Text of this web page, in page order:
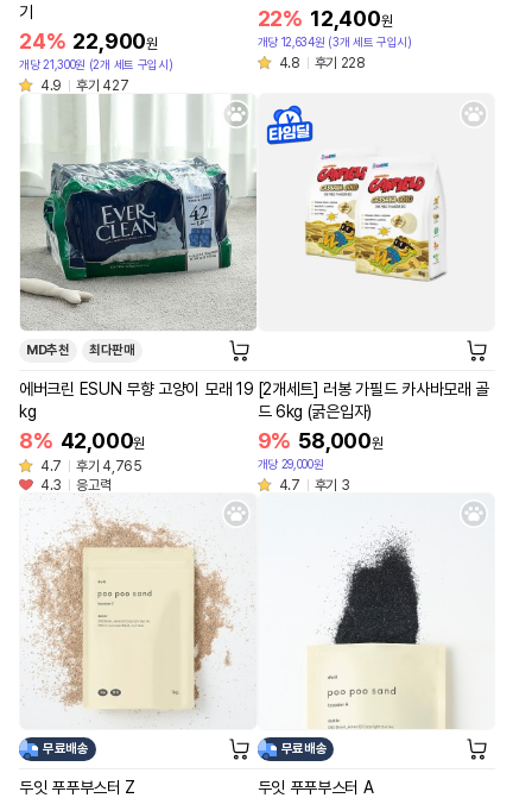
기
24% 22,900원
개당 21,300원 (2개 세트 구입시)
4.9 후기 427
22% 12,400원
개당 12,634원 (3개 세트 구입시)
4.8 후기 228
MD추천 최다판매
에버크린 ESUN 무향 고양이 모래 19
kg
8% 42,000원
4.7
후기 4,765
4.3
응고력
[2개세트] 러봉 가필드 카사바모래 골
드 6kg (굵은입자)
9% 58,000원
개당 29,000원
4.7 후기 3
무료배송
두잇 푸푸부스터 Z
무료배송
두잇 푸푸부스터 A